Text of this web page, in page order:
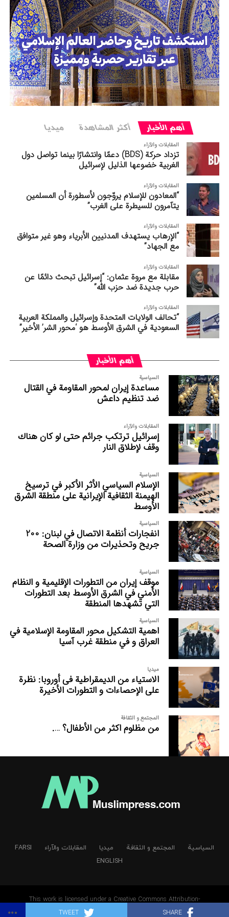
SHARE
TWEET
أهم الأخبار أکثر المشاهدة میدیا
المقابلات والآراء
تزداد حركة (BDS) دعمًا وانتشارًا بينما تواصل دول
الغربیة خضوعها الذليل لإسرائيل
المقابلات والآراء
“المعادون للإسلام يروّجون لأسطورة أن المسلمين
يتآمرون للسيطرة على الغرب”
المقابلات والآراء
“الإرهاب يستهدف المدنيين الأبرياء وهو غير متوافق
مع الجهاد”
المقابلات والآراء
مقابلة مع مروة عثمان: “إسرائيل تبحث دائمًا عن
حرب جديدة ضد حزب الله”
المقابلات والآراء
“تحالف الولايات المتحدة وإسرائيل والمملكة العربية
السعودية في الشرق الأوسط هو ‘محور الشر’ الأخير”
أهم الأخبار
السیاسیة
مساعدة إیران لمحور المقاومة في القتال
ضد تنظیم داعش
المقابلات والآراء
إسرائيل ترتكب جرائم حتى لو كان هناك
وقف لإطلاق النار
السیاسیة
الإسلام السياسي الأثر الأكبر في ترسيخ
الهيمنة الثقافية الإيرانية على منطقة الشرق
الأوسط
السیاسیة
انفجارات أنظمة الاتصال في لبنان: 200
جريح وتحذيرات من وزارة الصحة
السیاسیة
موقف إيران من التطورات الإقليمية و النظام
الأمني في الشرق الأوسط بعد التطورات
التي تشهدها المنطقة
السیاسیة
اهمیة التشکیل محور المقاومة الإسلامیة في
العراق و في منطقة غرب آسيا
میدیا
الاستیاء من الدیمقراطیة فی أوروبا: نظرة
علی الإحصاءات و التطورات الأخیرة
المجتمع و الثقافة
من مظلوم اکثر من الأطفال؟ ….
السیاسیة المجتمع و الثقافة میدیا المقابلات والآراء
FARSI
ENGLISH
This work is licensed under a Creative Commons Attribution-
NonCommercial-NoDerivatives 4.0 International License